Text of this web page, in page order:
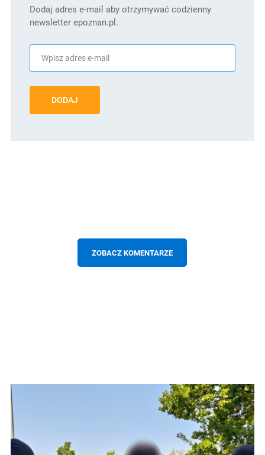
Dodaj adres e-mail aby otrzymywać codzienny
newsletter epoznan.pl.
DODAJ
ZOBACZ KOMENTARZE